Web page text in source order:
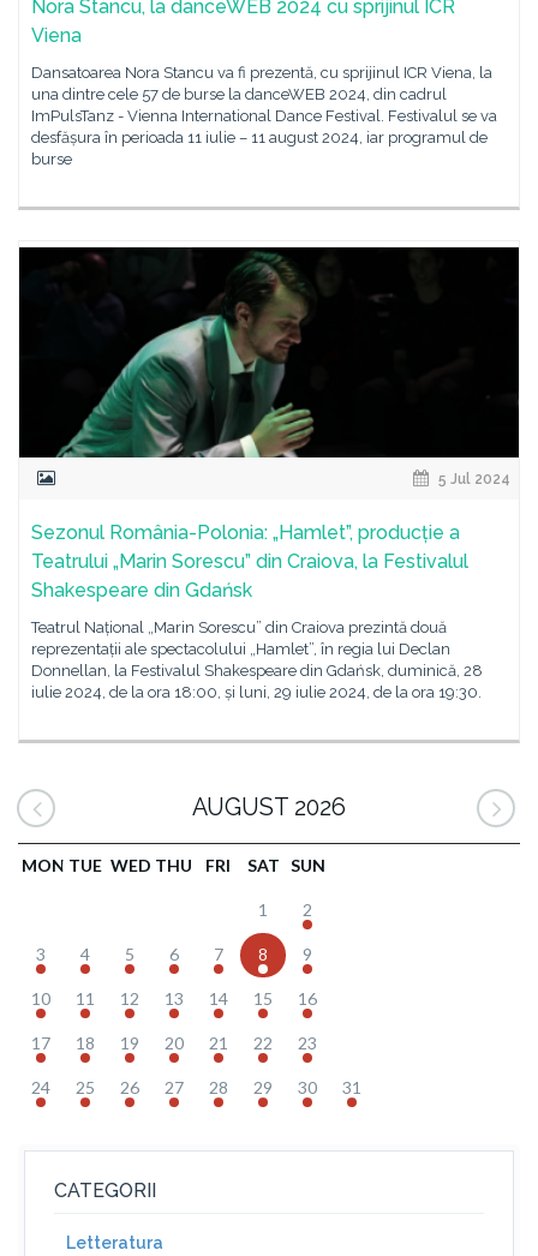
Nora Stancu, la danceWEB 2024 cu sprijinul ICR
Viena
Dansatoarea Nora Stancu va fi prezentă, cu sprijinul ICR Viena, la
una dintre cele 57 de burse la danceWEB 2024, din cadrul
ImPulsTanz - Vienna International Dance Festival. Festivalul se va
desfășura în perioada 11 iulie – 11 august 2024, iar programul de
burse
5 Jul 2024
Sezonul România-Polonia: „Hamlet”, producție a
Teatrului „Marin Sorescu” din Craiova, la Festivalul
Shakespeare din Gdańsk
Teatrul Național „Marin Sorescu” din Craiova prezintă două
reprezentații ale spectacolului „Hamlet”, în regia lui Declan
Donnellan, la Festivalul Shakespeare din Gdańsk, duminică, 28
iulie 2024, de la ora 18:00, și luni, 29 iulie 2024, de la ora 19:30.
AUGUST 2026
MON TUE WED THU FRI SAT SUN
1 2
3 4 5 6 7 8 9
10 11 12 13 14 15 16
17 18 19 20 21 22 23
24 25 26 27 28 29 30 31
CATEGORII
Letteratura